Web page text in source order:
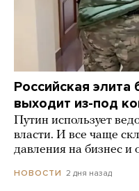
Российская
выходит из-под
Путин использует
власти. И все чаще
давления на бизнес и
НОВОСТИ 2 дня назад